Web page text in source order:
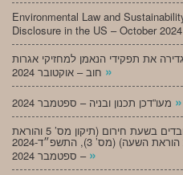
Environmental Law and
Disclosure in the US – October 2024
את תפקידי הנאמן למחזיקי אגרות
»
»
מעו”דכן יחסי עבודה – צו הגנה על עובדים בשעת חירום (תיקון מס’ 5 והוראת
שעה – חרבות ברזל) (הארכת תקופת הוראת השעה) (מס’ 3), התשפ״ד-2024
– ספטמבר 2024 »